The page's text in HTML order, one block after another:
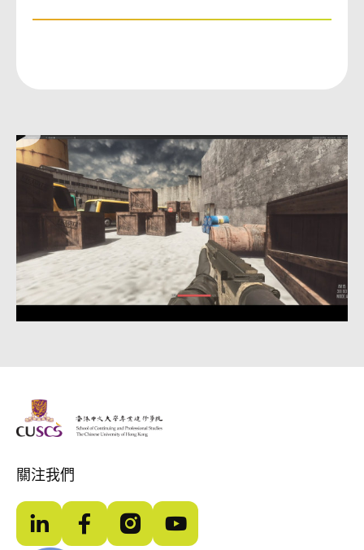
The Chinese Univeristy of hong Kong
關注我們
LinkedInFacebookInstagramYouTube